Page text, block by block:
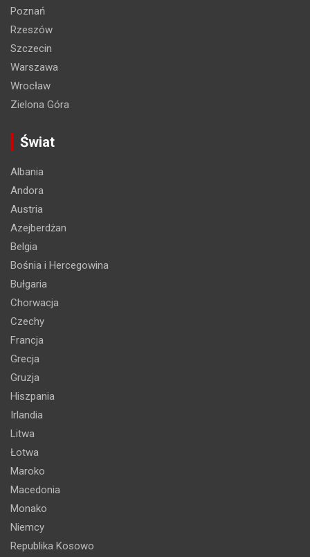
Poznań
Rzeszów
Szczecin
Warszawa
Wrocław
Zielona Góra
Świat
Albania
Andora
Austria
Azejberdżan
Belgia
Bośnia i Hercegowina
Bułgaria
Chorwacja
Czechy
Francja
Grecja
Gruzja
Hiszpania
Irlandia
Litwa
Łotwa
Maroko
Macedonia
Monako
Niemcy
Republika Kosowo